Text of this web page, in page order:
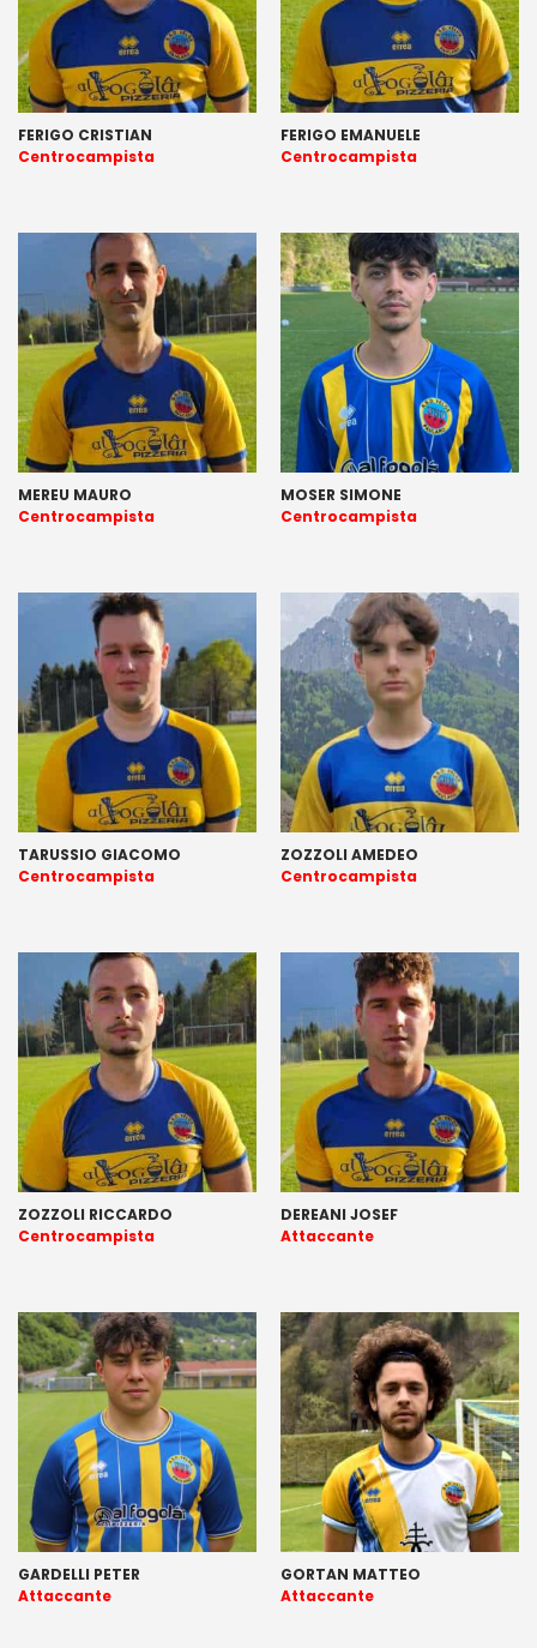
FERIGO CRISTIAN
Centrocampista
FERIGO EMANUELE
Centrocampista
MEREU MAURO
Centrocampista
MOSER SIMONE
Centrocampista
TARUSSIO GIACOMO
Centrocampista
ZOZZOLI AMEDEO
Centrocampista
ZOZZOLI RICCARDO
Centrocampista
DEREANI JOSEF
Attaccante
GARDELLI PETER
Attaccante
GORTAN MATTEO
Attaccante